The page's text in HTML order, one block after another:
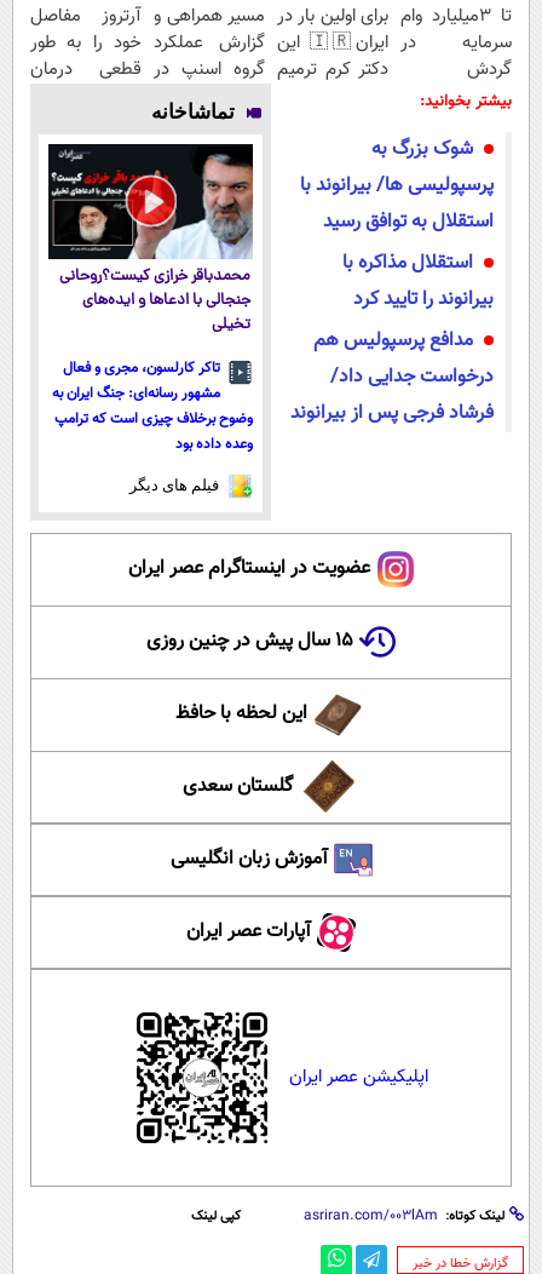
تا 3میلیارد وام
سرمایه در
گردش
فروشندگان =>
ثبت کن
برای اولین بار در
ایران🇮🇷 این
دکتر کرم ترمیم
مسیر همراهی و
گزارش عملکرد
گروه اسنپ در
آرتروز مفاصل
خود را به طور
قطعی درمان
بیشتر بخوانید:
شوک بزرگ به
پرسپولیسی ها/ بیرانوند با
استقلال به توافق رسید
استقلال مذاکره با
بیرانوند را تایید کرد
مدافع پرسپولیس هم
درخواست جدایی داد/
فرشاد فرجی پس از بیرانوند
تماشاخانه
محمدباقر خرازی کیست؟روحانی
جنجالی با ادعاها و ایده‌های
تخیلی
تاکر کارلسون، مجری و فعال
مشهور رسانه‌ای: جنگ ایران به
وضوح برخلاف چیزی است که ترامپ
وعده داده بود
فیلم های دیگر
عضویت در اینستاگرام عصر ایران
۱۵ سال پیش در چنین روزی
این لحظه با حافظ
گلستان سعدی
آموزش زبان انگلیسی
آپارات عصر ایران
اپلیکیشن عصر ایران
لینک کوتاه: کپی لینک
‌گزارش خطا در خبر